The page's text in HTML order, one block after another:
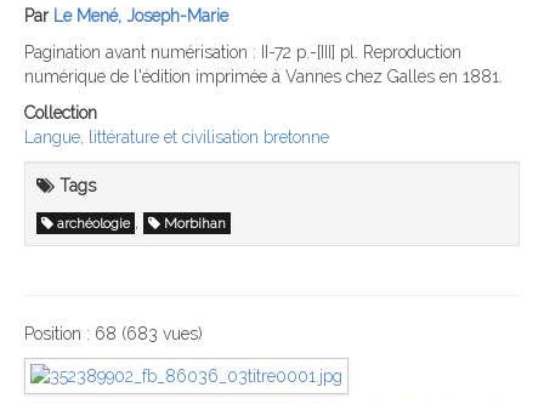
Par Le Mené, Joseph-Marie
Pagination avant numérisation : II-72 p.-[III] pl. Reproduction
numérique de l'édition imprimée à Vannes chez Galles en 1881.
Collection
Langue, littérature et civilisation bretonne
Tags
archéologie , Morbihan
Position : 68 (683 vues)